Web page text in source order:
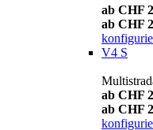
ab CHF
ab CHF
V4 S
ab CHF
ab CHF